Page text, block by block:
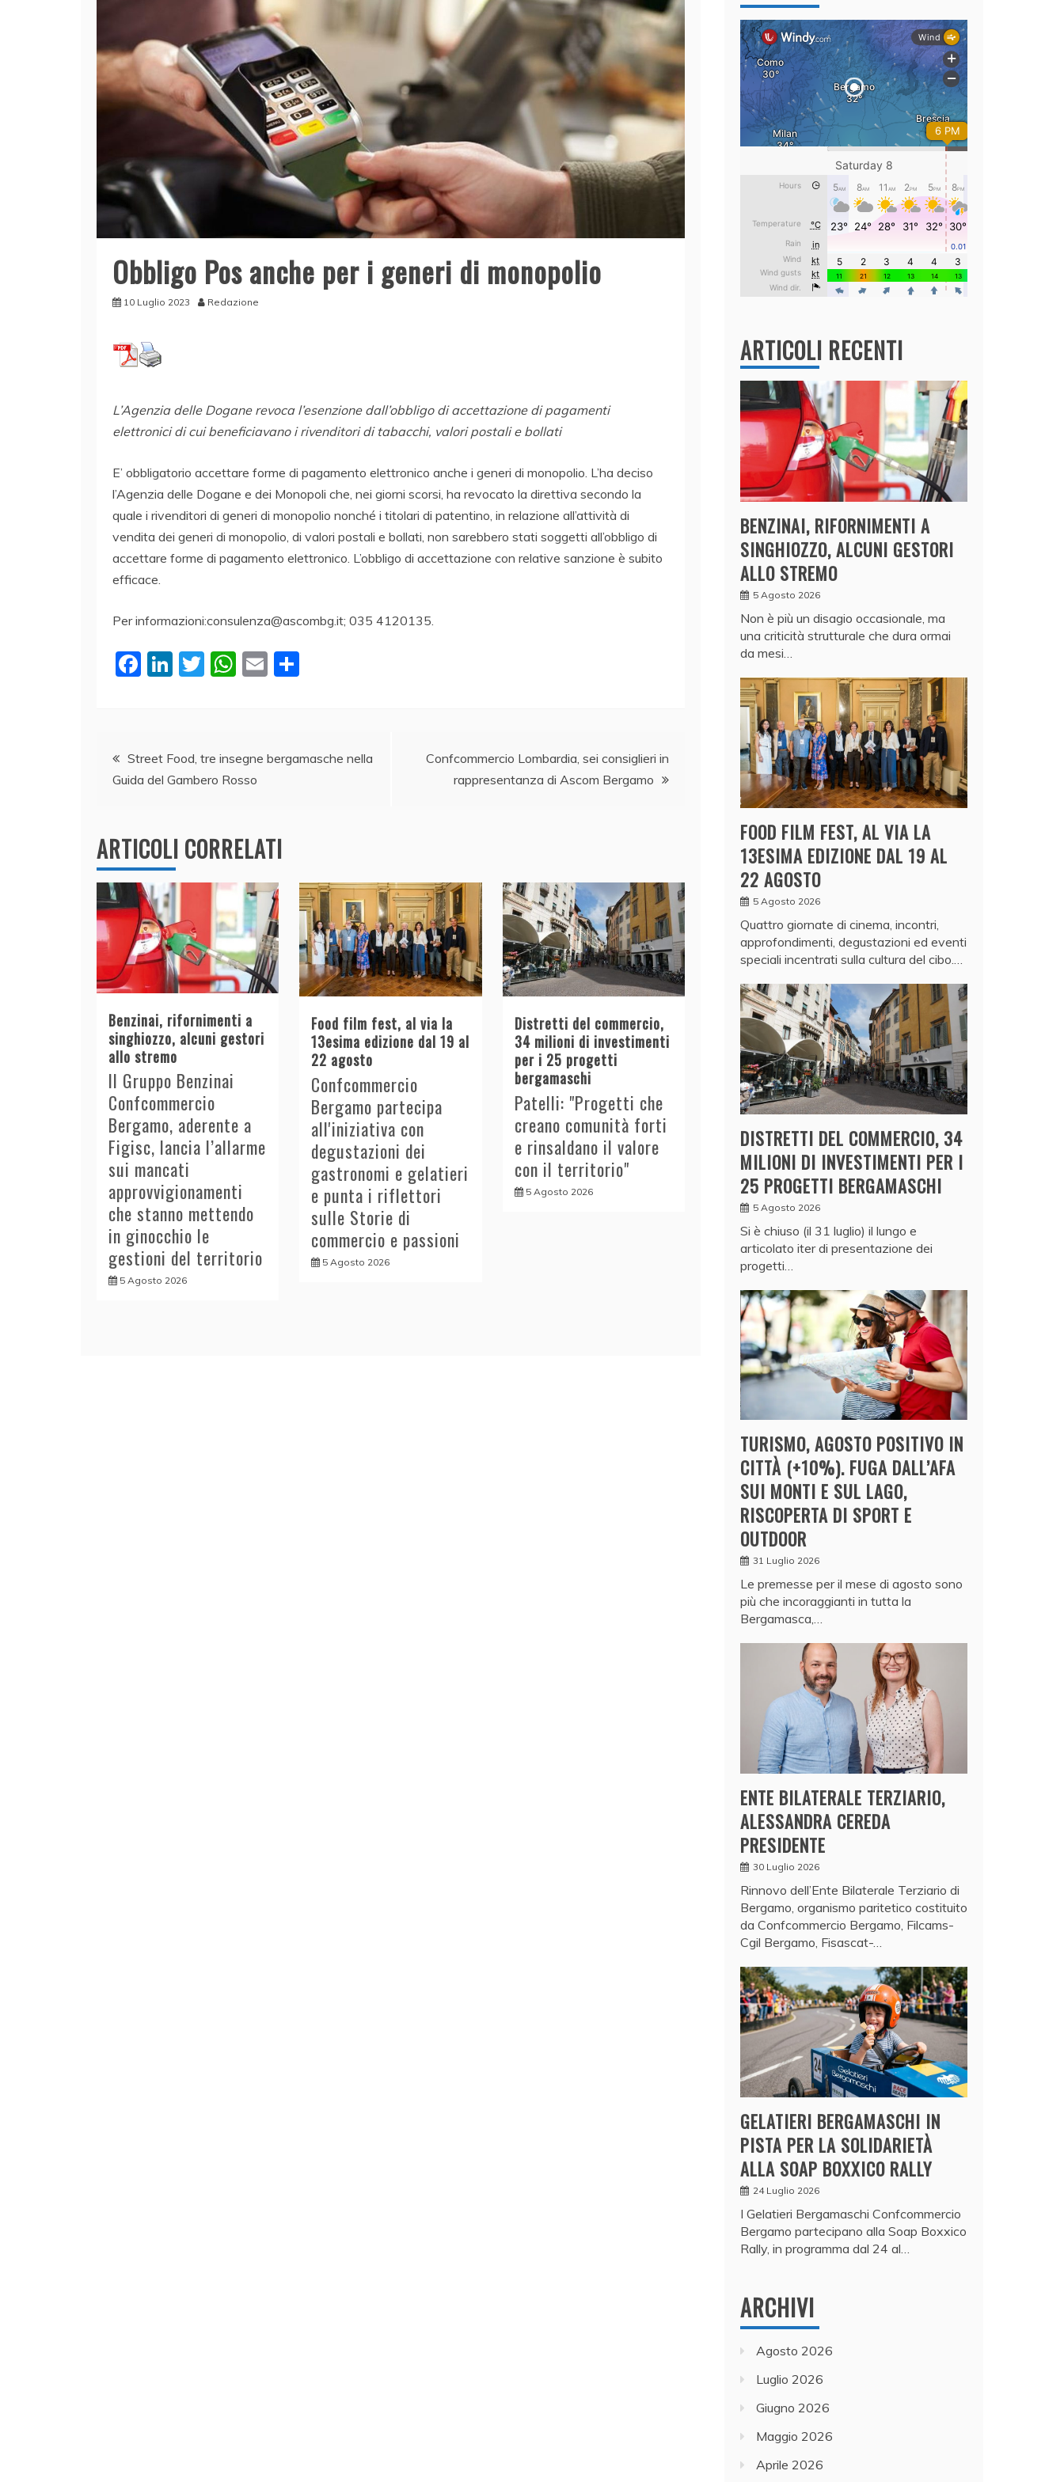
Obbligo Pos anche per i generi di monopolio
10 Luglio 2023 Redazione
L’Agenzia delle Dogane revoca l’esenzione dall’obbligo di accettazione di pagamenti
elettronici di cui beneficiavano i rivenditori di tabacchi, valori postali e bollati
E’ obbligatorio accettare forme di pagamento elettronico anche i generi di monopolio. L’ha deciso
l’Agenzia delle Dogane e dei Monopoli che, nei giorni scorsi, ha revocato la direttiva secondo la
quale i rivenditori di generi di monopolio nonché i titolari di patentino, in relazione all’attività di
vendita dei generi di monopolio, di valori postali e bollati, non sarebbero stati soggetti all’obbligo di
accettare forme di pagamento elettronico. L’obbligo di accettazione con relative sanzione è subito
efficace.
Per informazioni:consulenza@ascombg.it; 035 4120135.
F
b
o
k
Li
dI
n
T
W
A
p
E
vi
Navigazione
articoli
Street Food, tre insegne bergamasche nella
Guida del Gambero Rosso
Confcommercio Lombardia, sei consiglieri in
rappresentanza di Ascom Bergamo
ARTICOLI CORRELATI
Benzinai, rifornimenti a
singhiozzo, alcuni gestori
allo stremo
Il Gruppo Benzinai
Confcommercio
Bergamo, aderente a
Figisc, lancia l’allarme
sui mancati
approvvigionamenti
che stanno mettendo
in ginocchio le
gestioni del territorio
5 Agosto 2026
Food film fest, al via la
13esima edizione dal 19 al
22 agosto
Confcommercio
Bergamo partecipa
all'iniziativa con
degustazioni dei
gastronomi e gelatieri
e punta i riflettori
sulle Storie di
commercio e passioni
5 Agosto 2026
Distretti del commercio,
34 milioni di investimenti
per i 25 progetti
bergamaschi
Patelli: "Progetti che
creano comunità forti
e rinsaldano il valore
con il territorio"
5 Agosto 2026
ARTICOLI RECENTI
BENZINAI, RIFORNIMENTI A
SINGHIOZZO, ALCUNI GESTORI
ALLO STREMO
5 Agosto 2026
Non è più un disagio occasionale, ma
una criticità strutturale che dura ormai
da mesi…
FOOD FILM FEST, AL VIA LA
13ESIMA EDIZIONE DAL 19 AL
22 AGOSTO
5 Agosto 2026
Quattro giornate di cinema, incontri,
approfondimenti, degustazioni ed eventi
speciali incentrati sulla cultura del cibo.…
DISTRETTI DEL COMMERCIO, 34
MILIONI DI INVESTIMENTI PER I
25 PROGETTI BERGAMASCHI
5 Agosto 2026
Si è chiuso (il 31 luglio) il lungo e
articolato iter di presentazione dei
progetti…
TURISMO, AGOSTO POSITIVO IN
CITTÀ (+10%). FUGA DALL’AFA
SUI MONTI E SUL LAGO,
RISCOPERTA DI SPORT E
OUTDOOR
31 Luglio 2026
Le premesse per il mese di agosto sono
più che incoraggianti in tutta la
Bergamasca,…
ENTE BILATERALE TERZIARIO,
ALESSANDRA CEREDA
PRESIDENTE
30 Luglio 2026
Rinnovo dell’Ente Bilaterale Terziario di
Bergamo, organismo paritetico costituito
da Confcommercio Bergamo, Filcams-
Cgil Bergamo, Fisascat-…
GELATIERI BERGAMASCHI IN
PISTA PER LA SOLIDARIETÀ
ALLA SOAP BOXXICO RALLY
24 Luglio 2026
I Gelatieri Bergamaschi Confcommercio
Bergamo partecipano alla Soap Boxxico
Rally, in programma dal 24 al…
ARCHIVI
Agosto 2026
Luglio 2026
Giugno 2026
Maggio 2026
Aprile 2026